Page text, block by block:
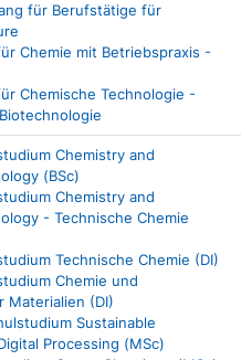
für Berufstätige für
Chemie mit Betriebspraxis -
Chemische Technologie -
Chemistry and
(BSc)
Chemistry and
- Technische Chemie
Technische Chemie (DI)
Chemie und
Materialien (DI)
Sustainable
Processing (MSc)